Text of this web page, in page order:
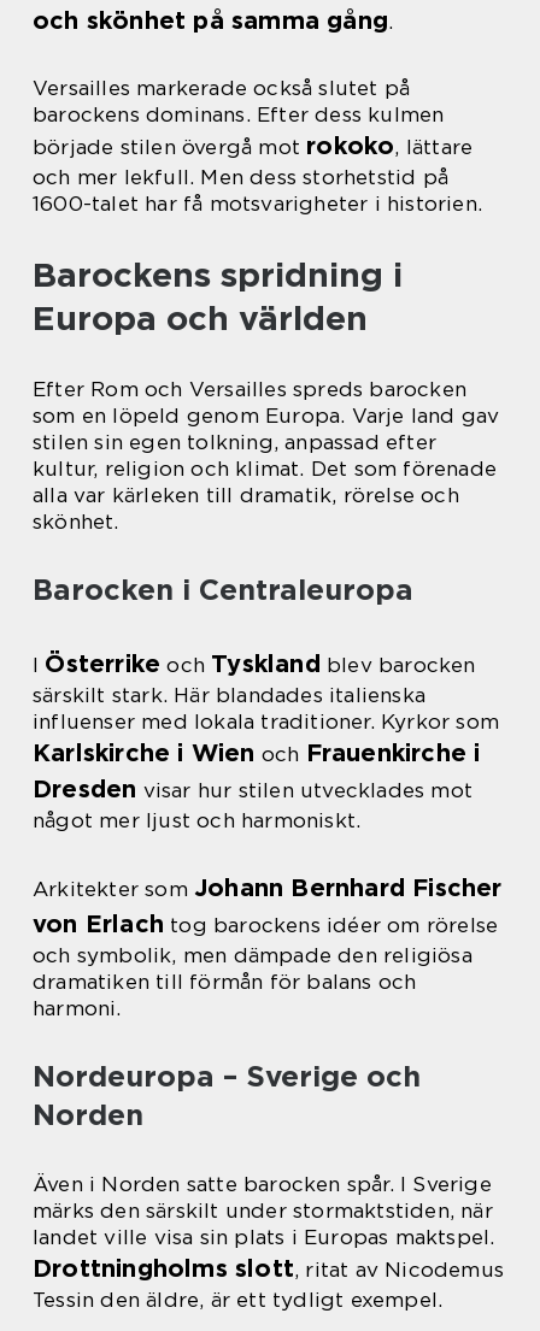
och skönhet på samma gång.
Versailles markerade också slutet på
barockens dominans. Efter dess kulmen
började stilen övergå mot rokoko, lättare
och mer lekfull. Men dess storhetstid på
1600-talet har få motsvarigheter i historien.
Barockens spridning i
Europa och världen
Efter Rom och Versailles spreds barocken
som en löpeld genom Europa. Varje land gav
stilen sin egen tolkning, anpassad efter
kultur, religion och klimat. Det som förenade
alla var kärleken till dramatik, rörelse och
skönhet.
Barocken i Centraleuropa
I Österrike och Tyskland blev barocken
särskilt stark. Här blandades italienska
influenser med lokala traditioner. Kyrkor som
Karlskirche i Wien och Frauenkirche i
Dresden visar hur stilen utvecklades mot
något mer ljust och harmoniskt.
Arkitekter som Johann Bernhard Fischer
von Erlach tog barockens idéer om rörelse
och symbolik, men dämpade den religiösa
dramatiken till förmån för balans och
harmoni.
Nordeuropa – Sverige och
Norden
Även i Norden satte barocken spår. I Sverige
märks den särskilt under stormaktstiden, när
landet ville visa sin plats i Europas maktspel.
Drottningholms slott, ritat av Nicodemus
Tessin den äldre, är ett tydligt exempel.